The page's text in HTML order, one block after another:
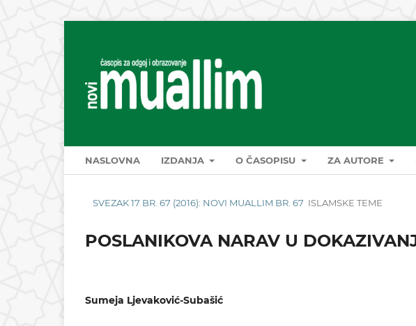
NASLOVNA IZDANJA O ČASOPISU ZA AUTORE
SVEZAK 17 BR. 67 (2016): NOVI MUALLIM BR. 67 ISLAMSKE TEME
POSLANIKOVA NARAV U
Sumeja Ljevaković-Subašić